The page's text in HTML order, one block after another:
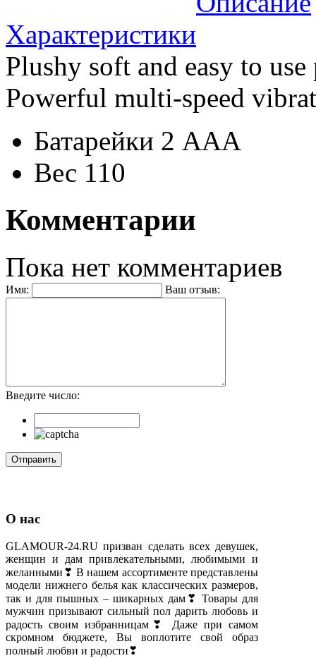
Характеристики
Plushy soft and easy to
Powerful multi-speed
Батарейки 2 AAA
Вес 110
Комментарии
Пока нет комментариев
Имя: Ваш отзыв:
Введите число:
О нас
GLAMOUR-24.RU призван сделать всех девушек,
женщин и дам привлекательными, любимыми и
желанными❣ В нашем ассортименте представлены
модели нижнего белья как классических размеров,
так и для пышных – шикарных дам❣ Товары для
мужчин призывают сильный пол дарить любовь и
радость своим избранницам❣ Даже при самом
скромном бюджете, Вы воплотите свой образ
полный любви и радости❣